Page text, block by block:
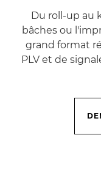
Du roll-up au
bâches ou
grand format
PLV et de